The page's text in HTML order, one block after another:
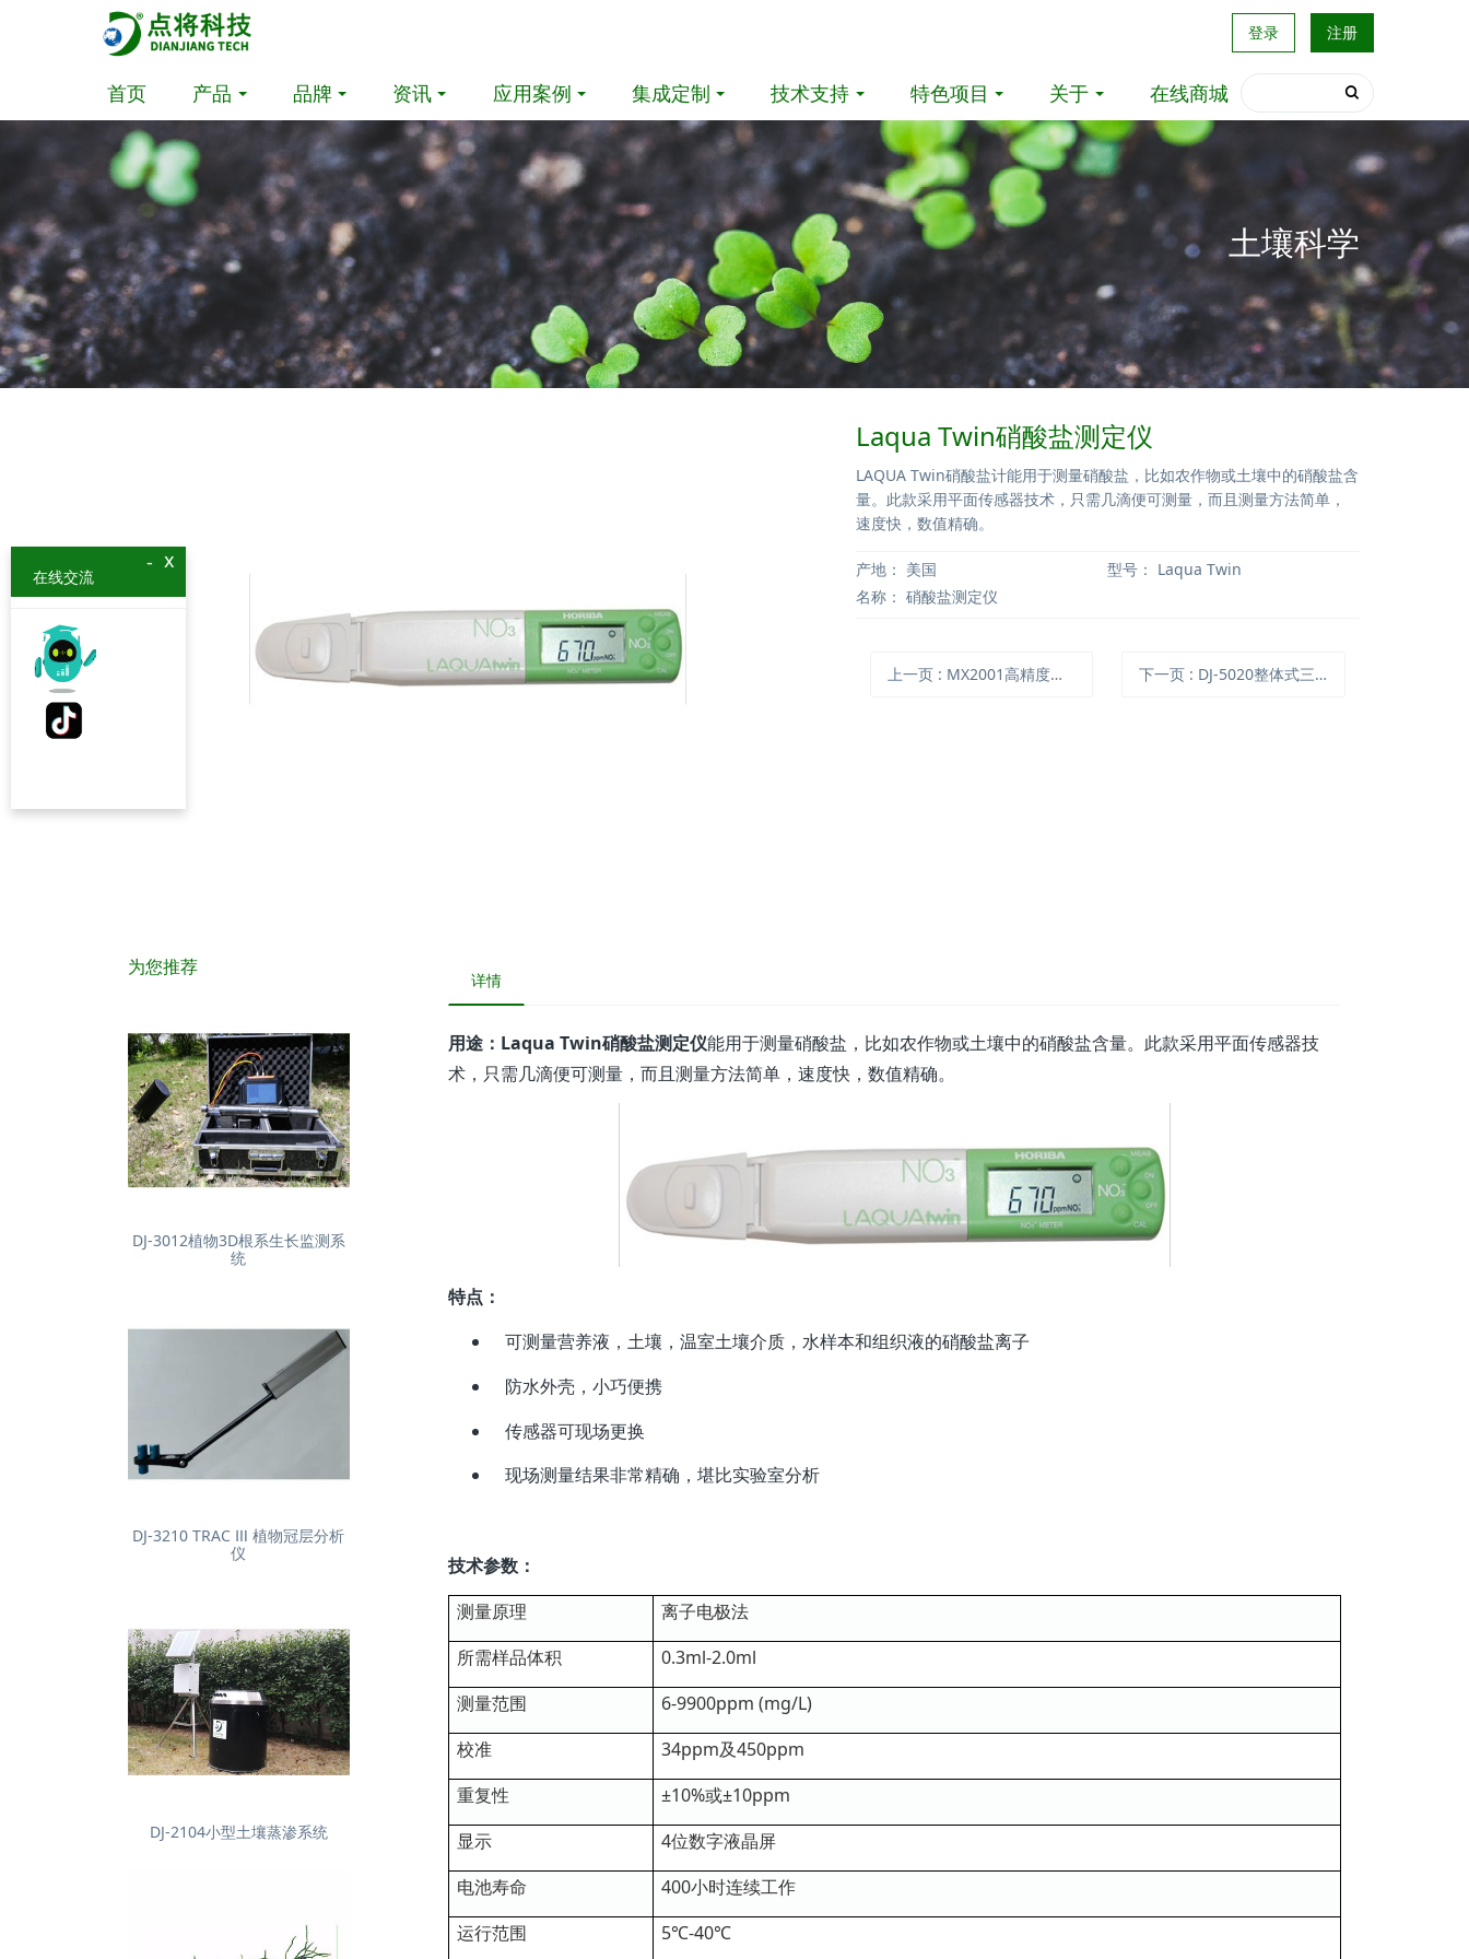
登录 注册
首页 产品 品牌 资讯 应用案例 集成定制 技术支持 特色项目 关于 在线商城
土壤科学
Laqua Twin硝酸盐测定仪
LAQUA Twin硝酸盐计能用于测量硝酸盐，比如农作物或土壤中的硝酸盐含
量。此款采用平面传感器技术，只需几滴便可测量，而且测量方法简单，
速度快，数值精确。
产地： 美国 型号： Laqua Twin
名称： 硝酸盐测定仪
上一页 : MX2001高精度蓝牙水位自动记录仪 下一页 : DJ-5020整体式三角堰
详情
用途： Laqua Twin硝酸盐测定仪能用于测量硝酸盐，比如农作物或土壤中的硝酸盐含量。此款采用平面传感器技
术，只需几滴便可测量，而且测量方法简单，速度快，数值精确。
特点：
可测量营养液，土壤，温室土壤介质，水样本和组织液的硝酸盐离子
防水外壳，小巧便携
传感器可现场更换
现场测量结果非常精确，堪比实验室分析
技术参数：
测量原理
离子电极法
所需样品体积
0.3ml-2.0ml
测量范围
6-9900ppm (mg/L)
校准
34ppm及450ppm
重复性
±10%或±10ppm
显示
4位数字液晶屏
电池寿命
400小时连续工作
运行范围
5℃-40℃
为您推荐
DJ-3012植物3D根系生长监测系
统
DJ-3210 TRAC Ⅲ 植物冠层分析
仪
DJ-2104小型土壤蒸渗系统
x
-
在线交流